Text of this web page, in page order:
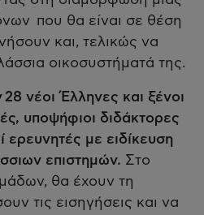
που θα είναι σε θέση
και, τελικώς να
οικοσυστήματά της.
νέοι Έλληνες και ξένοι
υποψήφιοι διδάκτορες
ερευνητές με ειδίκευση
επιστημών. Στο
θα έχουν τη
τις εισηγήσεις και να